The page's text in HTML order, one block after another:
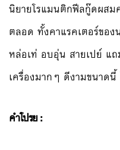
นิยายโรแมนติกฟีลกู๊ดผส
ตลอด ทั้งคาแรคเตอร์ของ
หล่อเท่ อบอุ่น สายเปย์ แ
เครื่องมากๆ ดีงามขนาดนี้
คำโปรย :